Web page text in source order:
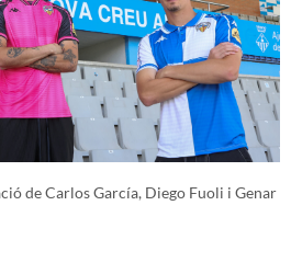
de Carlos García, Diego Fuoli i Genar